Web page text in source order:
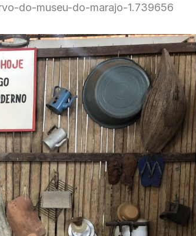
do-museu-do-marajo-1.739656